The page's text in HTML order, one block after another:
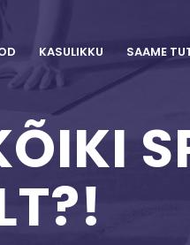
KASULIKKU SAAME